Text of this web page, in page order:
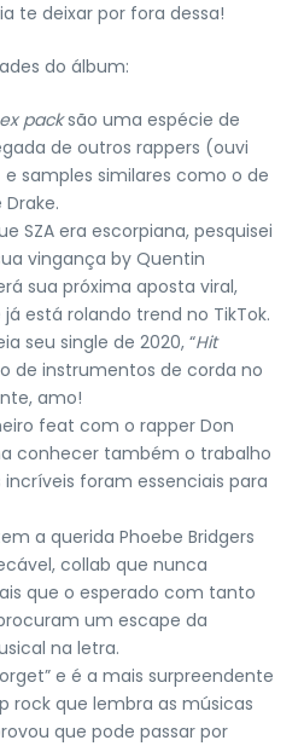
te deixar por fora dessa!
do álbum:
packsão uma espécie de
de outros rappers (ouvi
samples similares como o de
SZA era escorpiana, pesquisei
vingança by Quentin
sua próxima aposta viral,
está rolando trend no TikTok.
seu single de 2020, “Hit
de instrumentos de corda no
amo!
feat com o rapper Don
conhecer também o trabalho
foram essenciais para
a querida Phoebe Bridgers
collab que nunca
que o esperado com tanto
um escape da
na letra.
e é a mais surpreendente
rock que lembra as músicas
que pode passar por